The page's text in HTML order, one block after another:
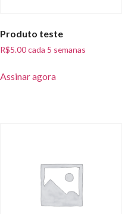
Produto teste
R$5.00 cada 5 semanas
Assinar agora